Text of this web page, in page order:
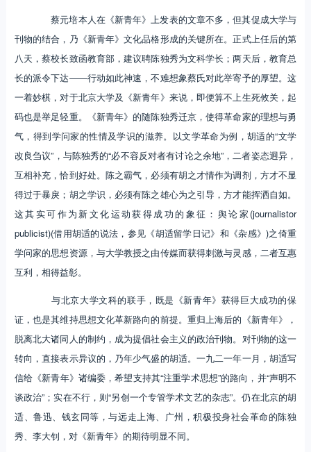
蔡元培本人在《新青年》上发表的文章不多，但其促成大学与
刊物的结合，乃《新青年》文化品格形成的关键所在。正式上任后的第
八天，蔡校长致函教育部，建议聘陈独秀为文科学长；两天后，教育总
长的派令下达——行动如此神速，不难想象蔡氏对此举寄予的厚望。这
一着妙棋，对于北京大学及《新青年》来说，即便算不上生死攸关，起
码也是举足轻重。《新青年》的随陈独秀迁京，使得革命家的理想与勇
气，得到学问家的性情及学识的滋养。以文学革命为例，胡适的“文学
改良刍议”，与陈独秀的“必不容反对者有讨论之余地”，二者姿态迥异，
互相补充，恰到好处。陈之霸气，必须有胡之才情作为调剂，方才不显
得过于暴戾；胡之学识，必须有陈之雄心为之引导，方才能挥洒自如。
这其实可作为新文化运动获得成功的象征：舆论家(journalistor
publicist)(借用胡适的说法，参见《胡适留学日记》和《杂感》)之倚重
学问家的思想资源，与大学教授之由传媒而获得刺激与灵感，二者互惠
互利，相得益彰。
与北京大学文科的联手，既是《新青年》获得巨大成功的保
证，也是其维持思想文化革新路向的前提。重归上海后的《新青年》，
脱离北大诸同人的制约，成为提倡社会主义的政治刊物。对刊物的这一
转向，直接表示异议的，乃年少气盛的胡适。一九二一年一月，胡适写
信给《新青年》诸编委，希望支持其“注重学术思想”的路向，并“声明不
谈政治”；实在不行，则“另创一个专管学术文艺的杂志”。仍在北京的胡
适、鲁迅、钱玄同等，与远走上海、广州，积极投身社会革命的陈独
秀、李大钊，对《新青年》的期待明显不同。